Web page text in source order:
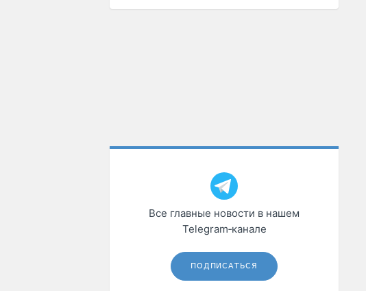
Все главные новости в нашем
Telegram‑канале
ПОДПИСАТЬСЯ